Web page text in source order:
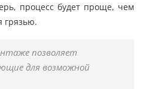
процесс будет проще, чем
грязью.
позволяет
для возможной